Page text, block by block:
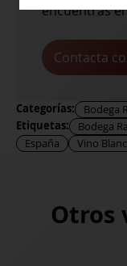
encuentras
Contacta
Categorías: Bodega
Etiquetas: Bodega
España
Vino
Otros